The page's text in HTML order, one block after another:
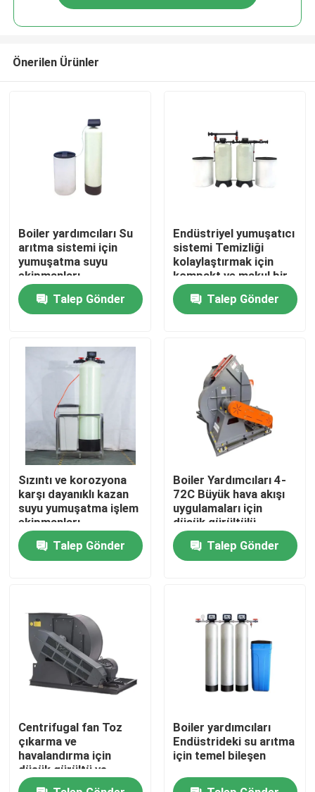
Ürünler
Hakkımızda
Fabrika turu
Bize Ulaşın
Bir teklif isteği
Gaz Yağ Kazanı
Önerilen Ürünler
Boiler yardımcıları Su
arıtma sistemi için
yumuşatma suyu
ekipmanları
Talep Gönder
Endüstriyel yumuşatıcı
sistemi Temizliği
kolaylaştırmak için
kompakt ve makul bir
yapı
Talep Gönder
Sızıntı ve korozyona
karşı dayanıklı kazan
suyu yumuşatma işlem
ekipmanları
Talep Gönder
Boiler Yardımcıları 4-
72C Büyük hava akışı
uygulamaları için
düşük gürültülü
üfleyiciler
Talep Gönder
Centrifugal fan Toz
çıkarma ve
havalandırma için
düşük gürültü ve
yüksek enerji verimliliği
Boiler yardımcıları
Endüstrideki su arıtma
için temel bileşen